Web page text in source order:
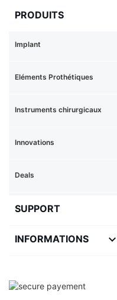
PRODUITS
Eléments Prothétiques
Implant
Innovations
Instruments chirurgicaux
Deals
SUPPORT
INFORMATIONS keyboard_arrow_down